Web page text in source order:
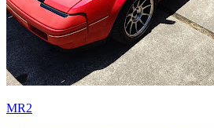
MR2